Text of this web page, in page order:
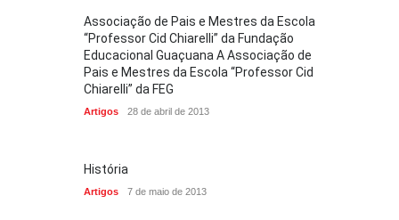
Associação de Pais e Mestres da Escola
“Professor Cid Chiarelli” da Fundação
Educacional Guaçuana A Associação de
Pais e Mestres da Escola “Professor Cid
Chiarelli” da FEG
Artigos 28 de abril de 2013
História
Artigos 7 de maio de 2013